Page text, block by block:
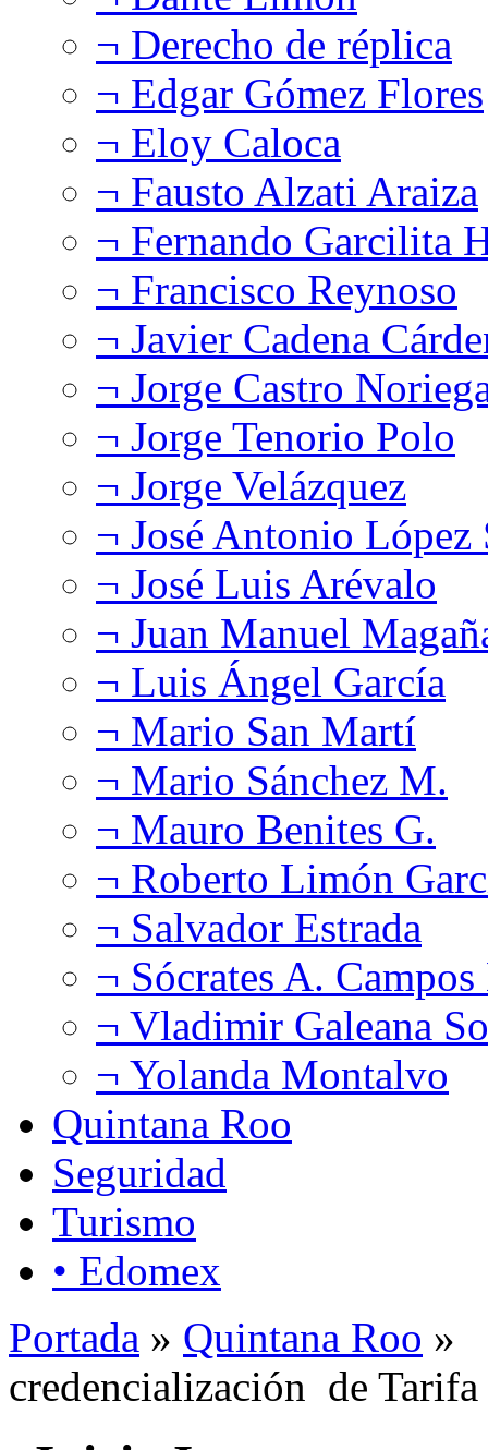
¬ Derecho de réplica
¬ Edgar Gómez Flores
¬ Eloy Caloca
¬ Fausto Alzati Araiza
¬ Fernando Garcilita
¬ Francisco Reynoso
¬ Javier Cadena
¬ Jorge Castro
¬ Jorge Tenorio Polo
¬ Jorge Velázquez
¬ José Antonio López
¬ José Luis Arévalo
¬ Juan Manuel
¬ Luis Ángel García
¬ Mario San Martí
¬ Mario Sánchez M.
¬ Mauro Benites G.
¬ Roberto Limón
¬ Salvador Estrada
¬ Sócrates A.
¬ Vladimir Galeana
¬ Yolanda Montalvo
Quintana Roo
Seguridad
Turismo
• Edomex
Portada » Quintana Roo »
credencialización de